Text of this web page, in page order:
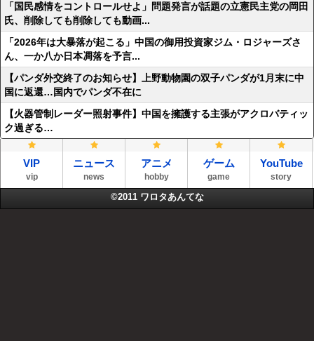
「国民感情をコントロールせよ」問題発言が話題の立憲民主党の岡田
氏、削除しても削除しても動画...
「2026年は大暴落が起こる」中国の御用投資家ジム・ロジャーズさ
ん、一か八か日本凋落を予言...
【パンダ外交終了のお知らせ】上野動物園の双子パンダが1月末に中
国に返還…国内でパンダ不在に
【火器管制レーダー照射事件】中国を擁護する主張がアクロバティッ
ク過ぎる…
VIP
vip
ニュース
news
アニメ
hobby
ゲーム
game
YouTube
story
©2011 ワロタあんてな